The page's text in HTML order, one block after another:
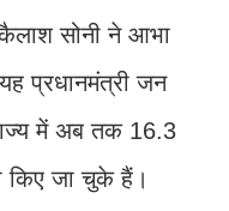
सोनी ने आभा
प्रधानमंत्री जन
में अब तक 16.3
किए जा चुके हैं।